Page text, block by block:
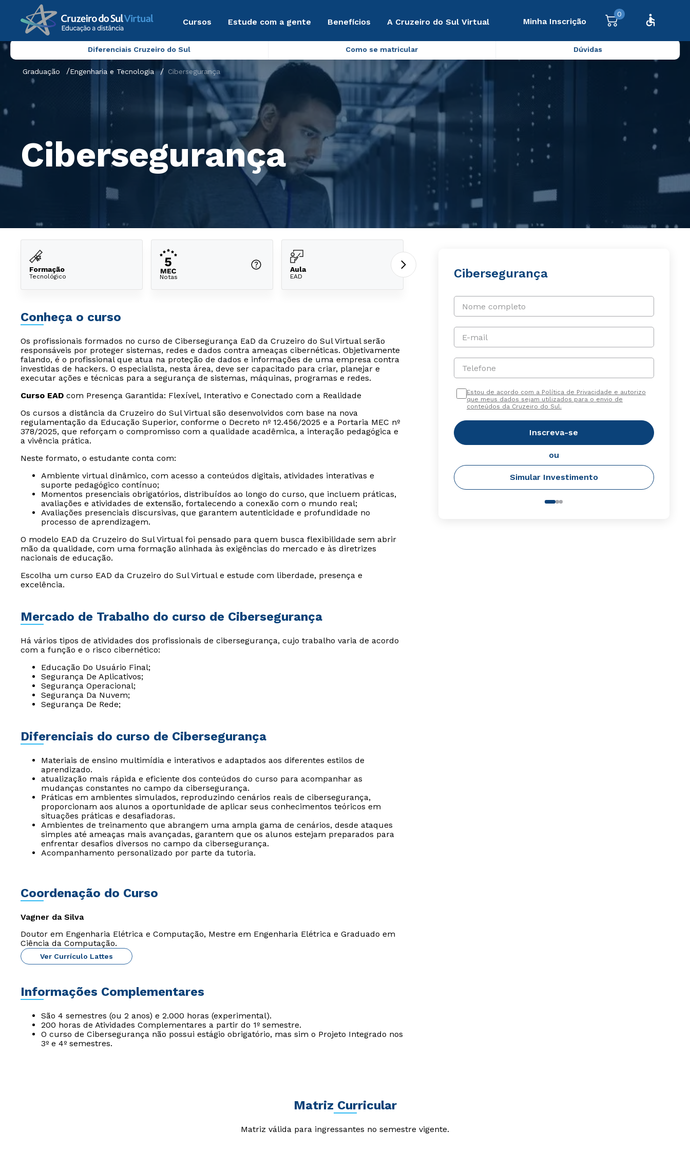
Cursos Estude com a gente Benefícios A Cruzeiro do Sul Virtual Minha Inscrição
0
Diferenciais Cruzeiro do Sul Como se matricular Dúvidas
Graduação Engenharia e Tecnologia Cibersegurança
Cibersegurança
Formação
Tecnológico Notas
Aula
EAD
Conheça o curso
Os profissionais formados no curso de Cibersegurança EaD da Cruzeiro do Sul Virtual serão
responsáveis por proteger sistemas, redes e dados contra ameaças cibernéticas. Objetivamente
falando, é o profissional que atua na proteção de dados e informações de uma empresa contra
investidas de hackers. O especialista, nesta área, deve ser capacitado para criar, planejar e
executar ações e técnicas para a segurança de sistemas, máquinas, programas e redes.
Curso EAD com Presença Garantida: Flexível, Interativo e Conectado com a Realidade
Os cursos a distância da Cruzeiro do Sul Virtual são desenvolvidos com base na nova
regulamentação da Educação Superior, conforme o Decreto nº 12.456/2025 e a Portaria MEC nº
378/2025, que reforçam o compromisso com a qualidade acadêmica, a interação pedagógica e
a vivência prática.
Neste formato, o estudante conta com:
Ambiente virtual dinâmico, com acesso a conteúdos digitais, atividades interativas e
suporte pedagógico contínuo;
Momentos presenciais obrigatórios, distribuídos ao longo do curso, que incluem práticas,
avaliações e atividades de extensão, fortalecendo a conexão com o mundo real;
Avaliações presenciais discursivas, que garantem autenticidade e profundidade no
processo de aprendizagem.
O modelo EAD da Cruzeiro do Sul Virtual foi pensado para quem busca flexibilidade sem abrir
mão da qualidade, com uma formação alinhada às exigências do mercado e às diretrizes
nacionais de educação.
Escolha um curso EAD da Cruzeiro do Sul Virtual e estude com liberdade, presença e
excelência.
Mercado de Trabalho do curso de Cibersegurança
Há vários tipos de atividades dos profissionais de cibersegurança, cujo trabalho varia de acordo
com a função e o risco cibernético:
Educação Do Usuário Final;
Segurança De Aplicativos;
Segurança Operacional;
Segurança Da Nuvem;
Segurança De Rede;
Diferenciais do curso de Cibersegurança
Materiais de ensino multimídia e interativos e adaptados aos diferentes estilos de
aprendizado.
atualização mais rápida e eficiente dos conteúdos do curso para acompanhar as
mudanças constantes no campo da cibersegurança.
Práticas em ambientes simulados, reproduzindo cenários reais de cibersegurança,
proporcionam aos alunos a oportunidade de aplicar seus conhecimentos teóricos em
situações práticas e desafiadoras.
Ambientes de treinamento que abrangem uma ampla gama de cenários, desde ataques
simples até ameaças mais avançadas, garantem que os alunos estejam preparados para
enfrentar desafios diversos no campo da cibersegurança.
Acompanhamento personalizado por parte da tutoria.
Coordenação do Curso
Vagner da Silva
Doutor em Engenharia Elétrica e Computação, Mestre em Engenharia Elétrica e Graduado em
Ciência da Computação.
Ver Currículo Lattes
Informações Complementares
São 4 semestres (ou 2 anos) e 2.000 horas (experimental).
200 horas de Atividades Complementares a partir do 1º semestre.
O curso de Cibersegurança não possui estágio obrigatório, mas sim o Projeto Integrado nos
3º e 4º semestres.
Cibersegurança
Nome completo
E-mail
Telefone
Estou de acordo com a Política de Privacidade e autorizo
que meus dados sejam utilizados para o envio de
conteúdos da Cruzeiro do Sul.
Inscreva-se
ou
Simular Investimento
Matriz Curricular
Matriz válida para ingressantes no semestre vigente.
WhatsApp
WhatsApp